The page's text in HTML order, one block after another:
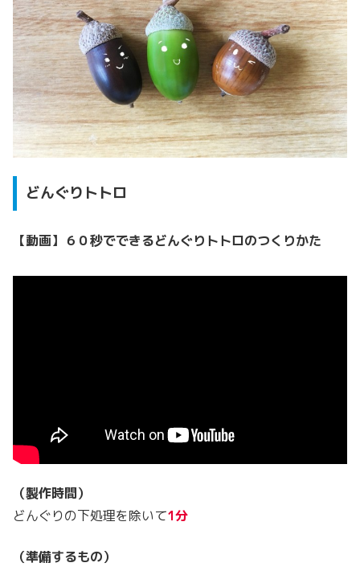
どんぐりトトロ
【動画】６０秒でできるどんぐりトトロのつくりかた
（製作時間）
どんぐりの下処理を除いて1分
（準備するもの）